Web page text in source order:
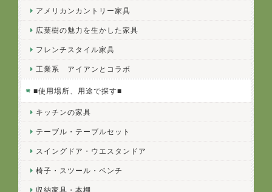
アメリカンカントリー家具
広葉樹の魅力を生かした家具
フレンチスタイル家具
工業系 アイアンとコラボ
■使用場所、用途で探す■
キッチンの家具
テーブル・テーブルセット
スイングドア・ウエスタンドア
椅子・スツール・ベンチ
収納家具・本棚